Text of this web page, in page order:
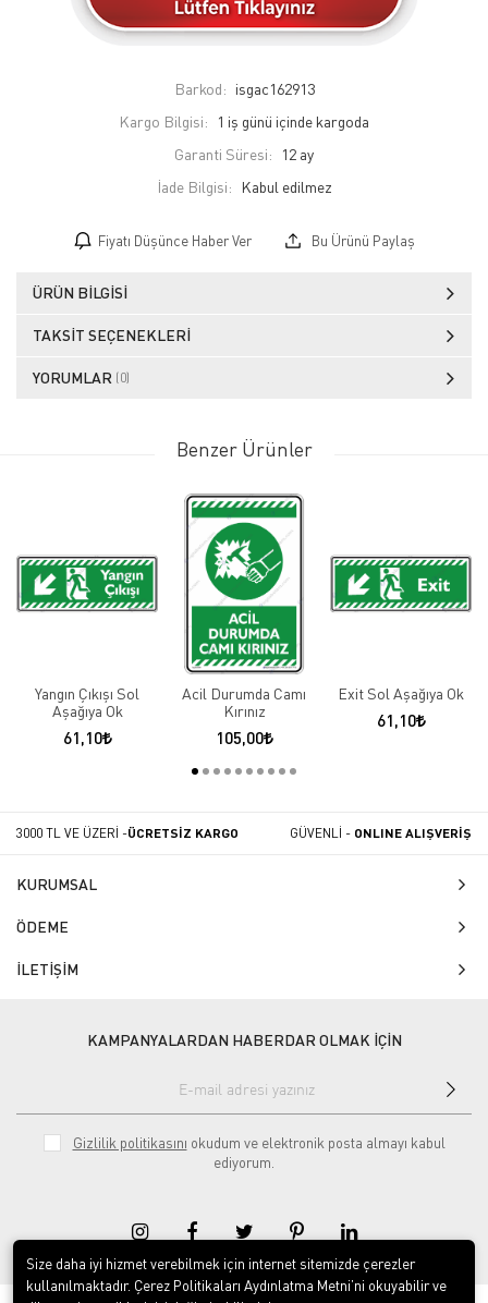
Barkod: isgac162913
Kargo Bilgisi:
1 iş günü içinde kargoda
Garanti Süresi:
12 ay
İade Bilgisi:
Fiyatı Düşünce Haber Ver Bu Ürünü Paylaş
ÜRÜN BILGISI
TAKSIT SEÇENEKLERI
YORUMLAR (0)
Benzer Ürünler
Yangın Çıkışı Sol
Aşağıya Ok
61,10
Acil Durumda Camı
Kırınız
105,00
Exit Sol Aşağıya Ok
61,10
3000 TL VE ÜZERİ -ÜCRETSİZ KARGO GÜVENLİ - ONLINE ALIŞVERİŞ
KURUMSAL
ÖDEME
İLETİŞİM
KAMPANYALARDAN HABERDAR OLMAK İÇİN
Gizlilik politikasını okudum ve elektronik posta almayı kabul
ediyorum.
Size daha iyi hizmet verebilmek için internet sitemizde çerezler
kullanılmaktadır. Çerez Politikaları Aydınlatma Metni’ni okuyabilir ve